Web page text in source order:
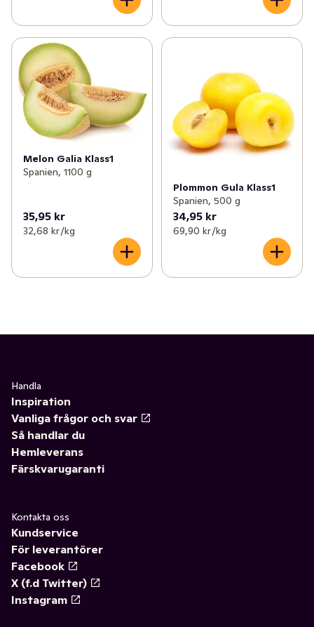
Melon Galia Klass1
Spanien, 1100 g
35,95 kr
32,68 kr /kg
Plommon Gula Klass1
Spanien, 500 g
34,95 kr
69,90 kr /kg
Handla
Inspiration
Vanliga frågor och svar
Så handlar du
Hemleverans
Färskvarugaranti
Kontakta oss
Kundservice
För leverantörer
Facebook
X (f.d Twitter)
Instagram